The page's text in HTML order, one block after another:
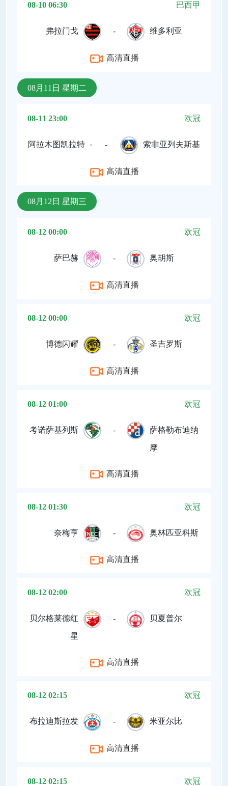
08-10 06:30 巴西甲
弗拉门戈 - 维多利亚
高清直播
08月11日 星期二
08-11 23:00 欧冠
阿拉木图凯拉特 - 索非亚列夫斯基
高清直播
08月12日 星期三
08-12 00:00 欧冠
萨巴赫 - 奥胡斯
高清直播
08-12 00:00 欧冠
博德闪耀 - 圣吉罗斯
高清直播
08-12 01:00 欧冠
考诺萨基列斯 - 萨格勒布迪纳
摩
高清直播
08-12 01:30 欧冠
奈梅亨 - 奥林匹亚科斯
高清直播
08-12 02:00 欧冠
贝尔格莱德红
星
- 贝夏普尔
高清直播
08-12 02:15 欧冠
布拉迪斯拉发 - 米亚尔比
高清直播
08-12 02:15 欧冠